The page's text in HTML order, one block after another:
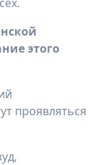
этого
проявляться